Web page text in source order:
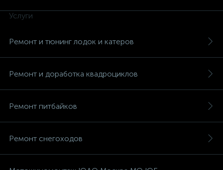
Услуги
Ремонт и тюнинг лодок и катеров
Ремонт и доработка квадроциклов
Ремонт питбайков
Ремонт снегоходов